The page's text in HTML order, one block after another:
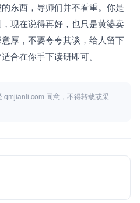
东西，导师们并不看重。你是
现在说得再好，也只是黄婆卖
厚，不要夸夸其谈，给人留下
合在你手下读研即可。
qmjianli.com 同意，不得转载或采